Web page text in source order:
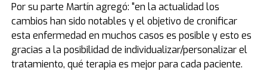
Por su parte Martín agregó: "en la actualidad los
cambios han sido notables y el objetivo de cronificar
esta enfermedad en muchos casos es posible y esto es
gracias a la posibilidad de individualizar/personalizar el
tratamiento, qué terapia es mejor para cada paciente.